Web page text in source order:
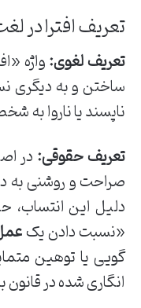
تعریف افترا در
تعریف لغوی:واژه
ساختن و به دیگری
ناپسند یا ناروا به
تعریف حقوقی:در
صراحت و روشنی به
دلیل این انتساب،
«نسبت دادن یک
گویی یا توهین
انگاری شده در قانون